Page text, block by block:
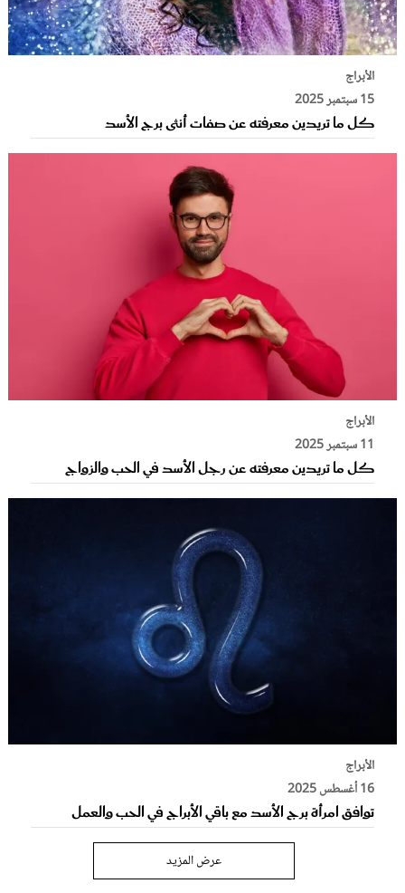
الأبراج
15 سبتمبر 2025
كل ما تريدين معرفته عن صفات أنثى برج الأسد
الأبراج
11 سبتمبر 2025
كل ما تريدين معرفته عن رجل الأسد في الحب والزواج
الأبراج
16 أغسطس 2025
توافق امرأة برج الأسد مع باقي الأبراج في الحب والعمل
عرض المزيد